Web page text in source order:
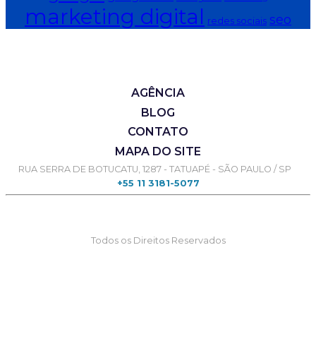
marketing digital redes sociais seo
AGÊNCIA
BLOG
CONTATO
MAPA DO SITE
RUA SERRA DE BOTUCATU, 1287 - TATUAPÉ - SÃO PAULO / SP
+55 11 3181-5077
Todos os Direitos Reservados